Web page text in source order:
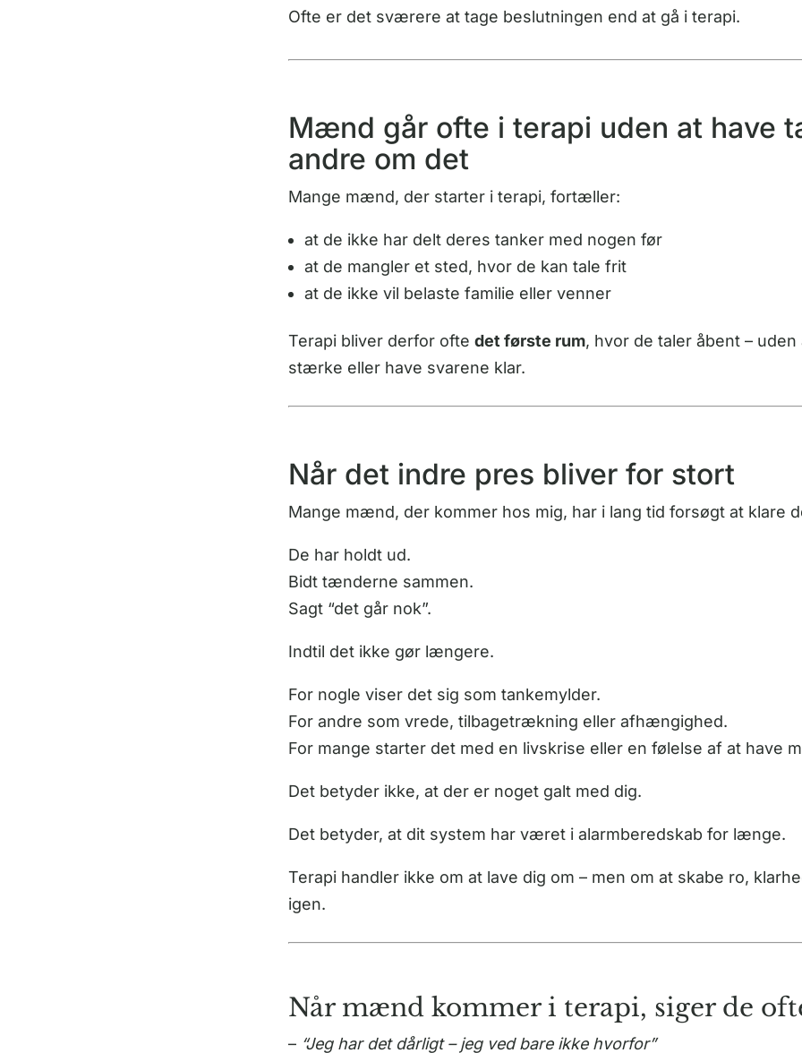
Ofte er det sværere at tage beslutningen end at gå i terapi.
Mænd går ofte i terapi uden at have
andre om det
Mange mænd, der starter i terapi, fortæller:
at de ikke har delt deres tanker med nogen før
at de mangler et sted, hvor de kan tale frit
at de ikke vil belaste familie eller venner
Terapi bliver derfor ofte det første rum, hvor de taler åbent –
stærke eller have svarene klar.
Når det indre pres bliver for stort
Mange mænd, der kommer hos mig, har i lang tid forsøgt at klare
De har holdt ud.
Bidt tænderne sammen.
Sagt “det går nok”.
Indtil det ikke gør længere.
For nogle viser det sig som tankemylder.
For andre som vrede, tilbagetrækning eller afhængighed.
For mange starter det med en livskrise eller en følelse af at have
Det betyder ikke, at der er noget galt med dig.
Det betyder, at dit system har været i alarmberedskab for længe.
Terapi handler ikke om at lave dig om – men om at skabe ro,
igen.
Når mænd kommer i terapi, siger de
– “Jeg har det dårligt – jeg ved bare ikke hvorfor”